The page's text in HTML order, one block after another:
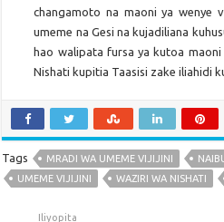
changamoto na maoni ya wenye
umeme na Gesi na kujadiliana
hao walipata fursa ya kutoa
Nishati kupitia Taasisi zake iliahidi
Tags MRADI WA UMEME VIJIJINI
UMEME VIJIJINI
WAZIRI WA NISHATI
Iliyopita